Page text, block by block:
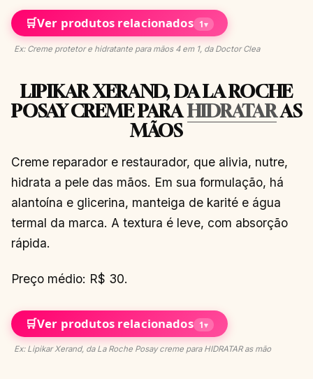
🛒Ver produtos relacionados 1▾
Ex: Creme protetor e hidratante para mãos 4 em 1, da Doctor Clea
LIPIKAR XERAND, DA LA ROCHE
POSAY CREME PARAHIDRATARAS
MÃOS
Creme reparador e restaurador, que alivia, nutre,
hidrata a pele das mãos. Em sua formulação, há
alantoína e glicerina, manteiga de karité e água
termal da marca. A textura é leve, com absorção
rápida.
Preço médio: R$ 30.
🛒Ver produtos relacionados 1▾
Ex: Lipikar Xerand, da La Roche Posay creme para HIDRATAR as mão